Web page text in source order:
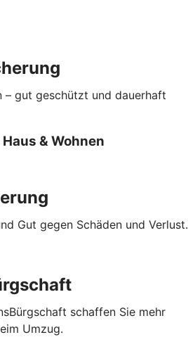
– gut geschützt und dauerhaft
& Wohnen
Gut gegen Schäden und Verlust.
schaffen Sie mehr
Umzug.